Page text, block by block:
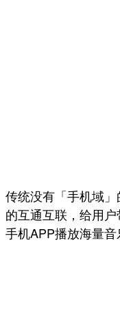
传统没有「手机域
的互通互联，给用
手机APP播放海量音